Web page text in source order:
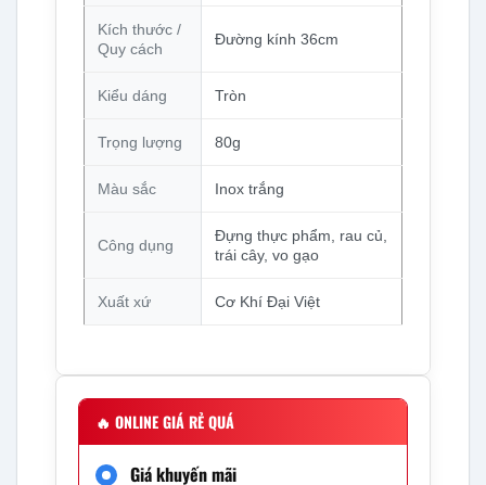
Kích thước /
Quy cách
Đường kính 36cm
Kiểu dáng Tròn
Trọng lượng 80g
Màu sắc Inox trắng
Công dụng
Đựng thực phẩm, rau củ,
trái cây, vo gạo
Xuất xứ Cơ Khí Đại Việt
🔥 ONLINE GIÁ RẺ QUÁ
Giá khuyến mãi